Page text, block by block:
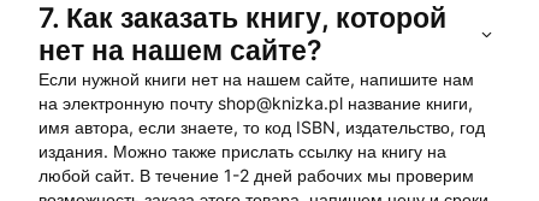
7. Как заказать книгу, которой
нет на нашем сайте?
Если нужной книги нет на нашем сайте, напишите нам
на электронную почту shop@knizka.pl название книги,
имя автора, если знаете, то код ISBN, издательство, год
издания. Можно также прислать ссылку на книгу на
любой сайт. В течение 1-2 дней рабочих мы проверим